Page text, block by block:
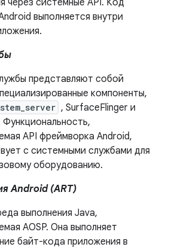
через системные API. Код
выполняется внутри
представляют собой
компоненты,
, SurfaceFlinger и
Функциональность,
API фреймворка Android,
с системными службами для
оборудованию.
Android (ART)
выполнения Java,
AOSP. Она выполняет
байт-кода приложения в